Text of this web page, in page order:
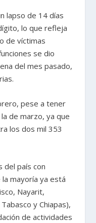
lapso de 14 días
lo que refleja
de víctimas
se dio
del mes pasado,
pese a tener
de marzo, ya que
los dos mil 353
del país con
mayoría ya está
Nayarit,
y Chiapas),
de actividades